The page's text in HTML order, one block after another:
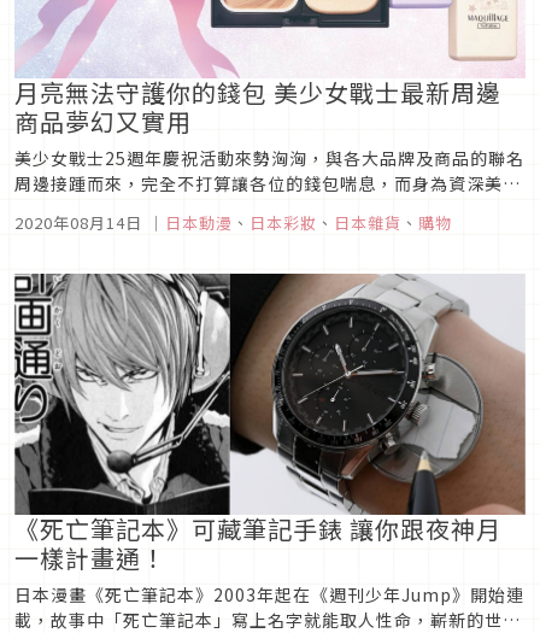
月亮無法守護你的錢包 美少女戰士最新周邊
商品夢幻又實用
美少女戰士25週年慶祝活動來勢洶洶，與各大品牌及商品的聯名
周邊接踵而來，完全不打算讓各位的錢包喘息，而身為資深美少
層，讓所有粉絲都能購入符合自己的需求的產品，快來看看最新
1.MAQuillAGE(マ...
2020年08月14日 ｜ 日本動漫 、 日本彩妝 、 日本雜貨 、 購物
《死亡筆記本》可藏筆記手錶 讓你跟夜神月
一樣計畫通！
日本漫畫《死亡筆記本》2003年起在《週刊少年Jump》開始連
載，故事中「死亡筆記本」寫上名字就能取人性命，嶄新的世界